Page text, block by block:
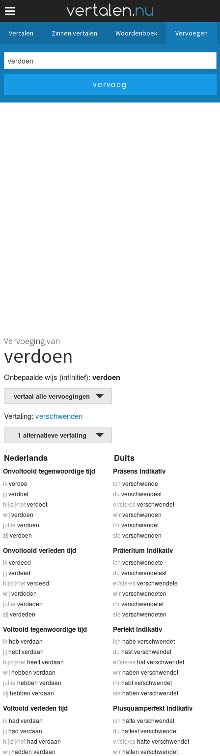
Vertalen Zinnen vertalen Woordenboek Vervoegen
Vervoeging van
verdoen
Onbepaalde wijs (infinitief): verdoen
vertaal alle vervoegingen
Vertaling: verschwenden
1 alternatieve vertaling
Nederlands Duits
Onvoltooid tegenwoordige tijd
ik verdoe
jijverdoet
hij/zij/hetverdoet
wijverdoen
jullie verdoen
zijverdoen
Präsens Indikativ
ich verschwende
du verschwendest
er/sie/esverschwendet
wirverschwenden
ihrverschwendet
sie verschwenden
Onvoltooid verleden tijd
ik verdeed
jijverdeed
hij/zij/hetverdeed
wijverdeden
jullie verdeden
zijverdeden
Präteritum Indikativ
ich verschwendete
du verschwendetest
er/sie/esverschwendete
wirverschwendeten
ihrverschwendetet
sie verschwendeten
Voltooid tegenwoordige tijd
ikheb verdaan
jijhebt verdaan
hij/zij/hetheeft verdaan
wijhebben verdaan
jullie hebben verdaan
zijhebben verdaan
Perfekt Indikativ
ich habe verschwendet
du hast verschwendet
er/sie/eshat verschwendet
wirhaben verschwendet
ihrhabt verschwendet
sie haben verschwendet
Voltooid verleden tijd
ik had verdaan
jijhad verdaan
hij/zij/hethad verdaan
wijhadden verdaan
Plusquamperfekt Indikativ
ich hatte verschwendet
du hattest verschwendet
er/sie/eshatte verschwendet
wirhatten verschwendet